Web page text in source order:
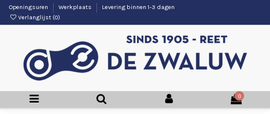
Openingsuren Werkplaats
Levering binnen 1-3 dagen
Verlanglijst (0)
0